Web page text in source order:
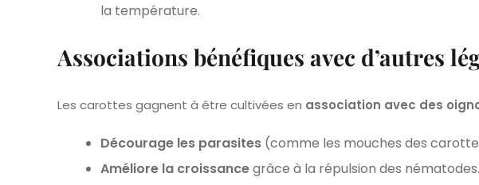
la température.
Associations bénéfiques avec d’autres
Les carottes gagnent à être cultivées en association avec des
Décourage les parasites (comme les mouches des
Améliore la croissancegrâce à la répulsion des nématodes.